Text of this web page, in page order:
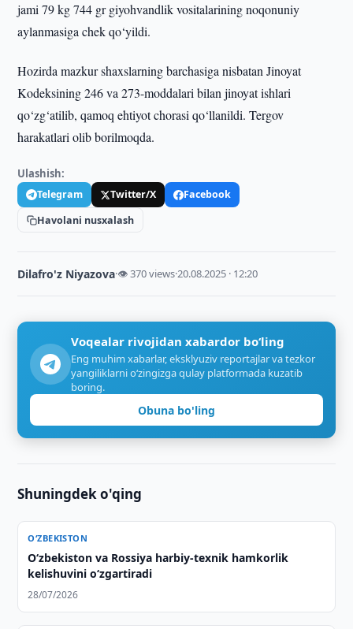
jami 79 kg 744 gr giyohvandlik vositalarining noqonuniy
aylanmasiga chek qo‘yildi.
Hozirda mazkur shaxslarning barchasiga nisbatan Jinoyat
Kodeksining 246 va 273-moddalari bilan jinoyat ishlari
qo‘zg‘atilib, qamoq ehtiyot chorasi qo‘llanildi. Tergov
harakatlari olib borilmoqda.
Ulashish:
Telegram Twitter/X
Facebook
Havolani nusxalash
Dilafro'z Niyazova·👁 370 views·20.08.2025 · 12:20
Voqealar rivojidan xabardor bo‘ling
Eng muhim xabarlar, eksklyuziv reportajlar va tezkor
yangiliklarni o‘zingizga qulay platformada kuzatib
boring.
Obuna bo'ling
Shuningdek o'qing
O‘ZBEKISTON
O‘zbekiston va Rossiya harbiy-texnik hamkorlik
kelishuvini o‘zgartiradi
28/07/2026